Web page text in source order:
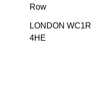
Row
LONDON WC1R
4HE